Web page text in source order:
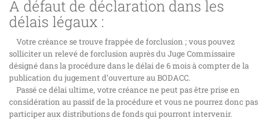
A défaut de déclaration dans les
délais légaux :
Votre créance se trouve frappée de forclusion ; vous pouvez
solliciter un relevé de forclusion auprès du Juge Commissaire
désigné dans la procédure dans le délai de 6 mois à compter de la
publication du jugement d’ouverture au BODACC.
Passé ce délai ultime, votre créance ne peut pas être prise en
considération au passif de la procédure et vous ne pourrez donc pas
participer aux distributions de fonds qui pourront intervenir.